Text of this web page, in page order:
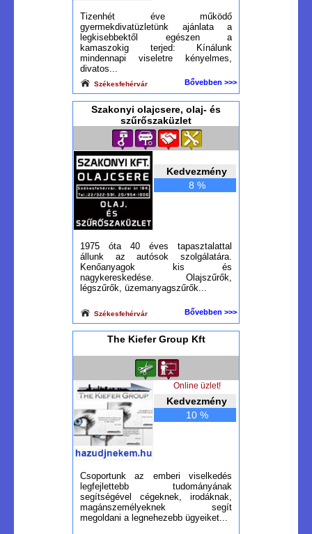
Tizenhét éve működő
gyermekdivatüzletünk ajánlata a
legkisebbektől egészen a
kamaszokig terjed: Kínálunk
mindennapi viseletre kényelmes,
divatos...
Székesfehérvár Bővebben >>>
Szakonyi olajcsere, olaj- és
szűrőszaküzlet
Kedvezmény
8 %
1975 óta 40 éves tapasztalattal
állunk az autósok szolgálatára.
Kenőanyagok kis és
nagykereskedése. Olajszűrők,
légszűrők, üzemanyagszűrők...
Székesfehérvár Bővebben >>>
The Kiefer Group Kft
Kedvezmény
10 %
Online üzlet!
Csoportunk az emberi viselkedés
legfejlettebb tudományának
segítségével cégeknek, irodáknak,
magánszemélyeknek segít
megoldani a legnehezebb ügyeiket...